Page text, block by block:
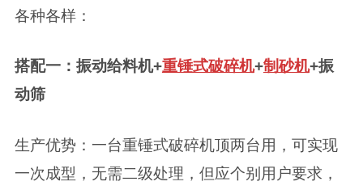
各种各样：
搭配一：振动给料机+重锤式破碎机+制砂机+振
动筛
生产优势：一台重锤式破碎机顶两台用，可实现
一次成型，无需二级处理，但应个别用户要求，